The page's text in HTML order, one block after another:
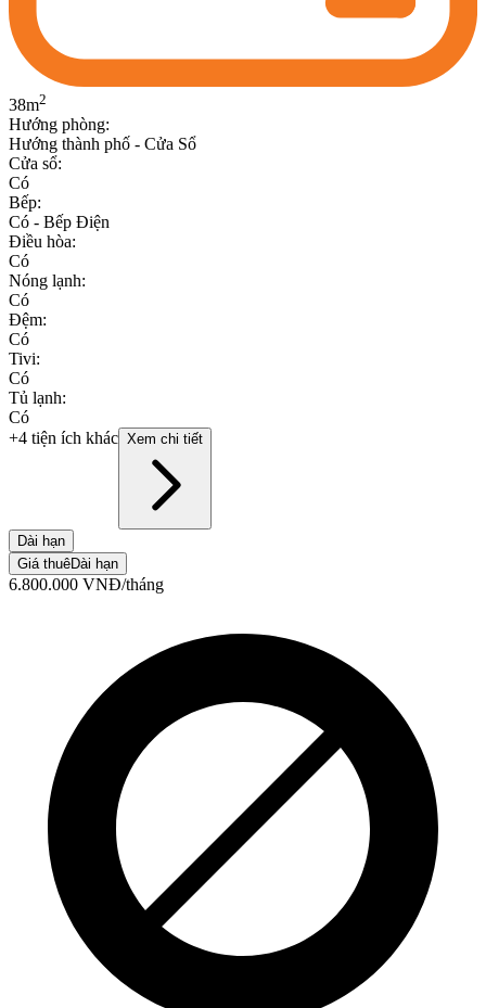
38m2
Hướng phòng:
Hướng thành phố - Cửa Sổ
Cửa sổ:
Có
Bếp:
Có - Bếp Điện
Điều hòa:
Có
Nóng lạnh:
Có
Đệm:
Có
Tivi:
Có
Tủ lạnh:
Có
+4 tiện ích khác Xem chi tiết
Dài hạn
Giá thuêDài hạn
6.800.000 VNĐ/tháng